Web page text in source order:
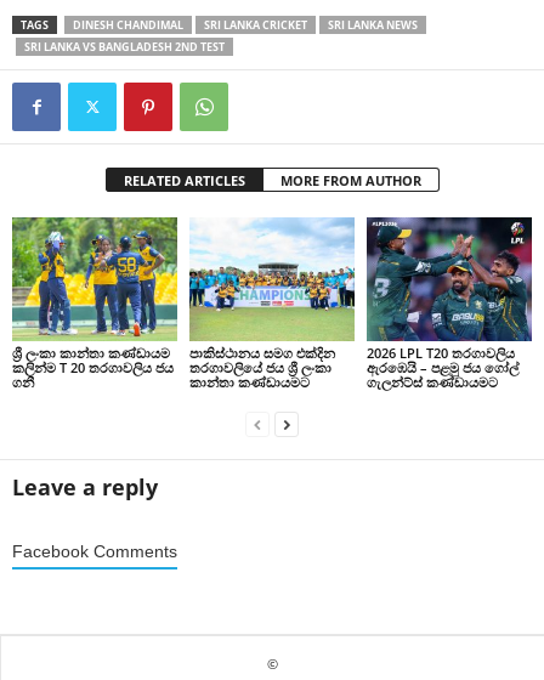
TAGS DINESH CHANDIMAL SRI LANKA CRICKET
SRI LANKA NEWS
SRI LANKA VS BANGLADESH 2ND TEST
RELATED ARTICLES MORE FROM AUTHOR
ශ්‍රී ලංකා කාන්තා කණ්ඩායම
කලින්ම T 20 තරගාවලිය ජය
ගනී
පාකිස්ථානය සමග එක්දින
තරගාවලියේ ජය ශ්‍රී ලංකා
කාන්තා කණ්ඩායමට
2026 LPL T20 තරගාවලිය
ඇරඹෙයි – පළමු ජය ගෝල්
ගැලන්ට්ස් කණ්ඩායමට
Leave a reply
Facebook Comments
©